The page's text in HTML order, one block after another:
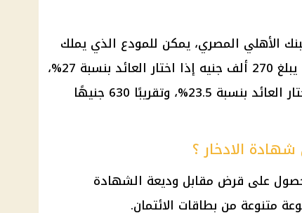
الأهلي المصري، يمكن للمودع الذي يملك
مبلغ مليون جنيه الحصول على عائد يبلغ 270 ألف جنيه إذا اختار العائد بنسبة 27%،
وحوالي 19,500 جنيه شهريًا إذا اختار العائد بنسبة 23.5%، وتقريبًا 630 جنيهًا
الادخار ؟
على قرض مقابل وديعة الشهادة
متنوعة من بطاقات الائتمان.